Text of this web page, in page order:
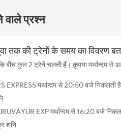
प्रश्न
तक की ट्रेनों के समय का विवरण
बीच कुल 2 ट्रेनें चलती हैं। कृपया मर्थान्दम से
EXPRESS मर्थान्दम से 20:50 बजे
EXP मर्थान्दम से 16:20 बजे
शनि